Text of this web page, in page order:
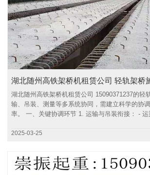
湖北随州高铁架桥机租赁公司 15090371237的轻
输、吊装、测量等多系统协同，需建立科学的协
率。 一、关键协调环节 1. 运输与吊装衔接： - 运
2025-03-25